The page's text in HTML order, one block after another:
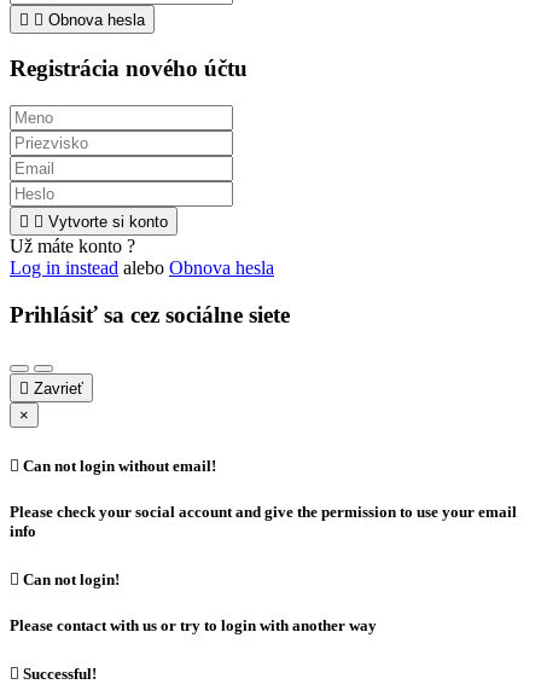
  Obnova hesla
Registrácia nového účtu
  Vytvorte si konto
Už máte konto ?
Log in instead alebo Obnova hesla
Prihlásiť sa cez sociálne siete
 Zavrieť
×
 Can not login without email!
Please check your social account and give the permission to use your email
info
 Can not login!
Please contact with us or try to login with another way
 Successful!